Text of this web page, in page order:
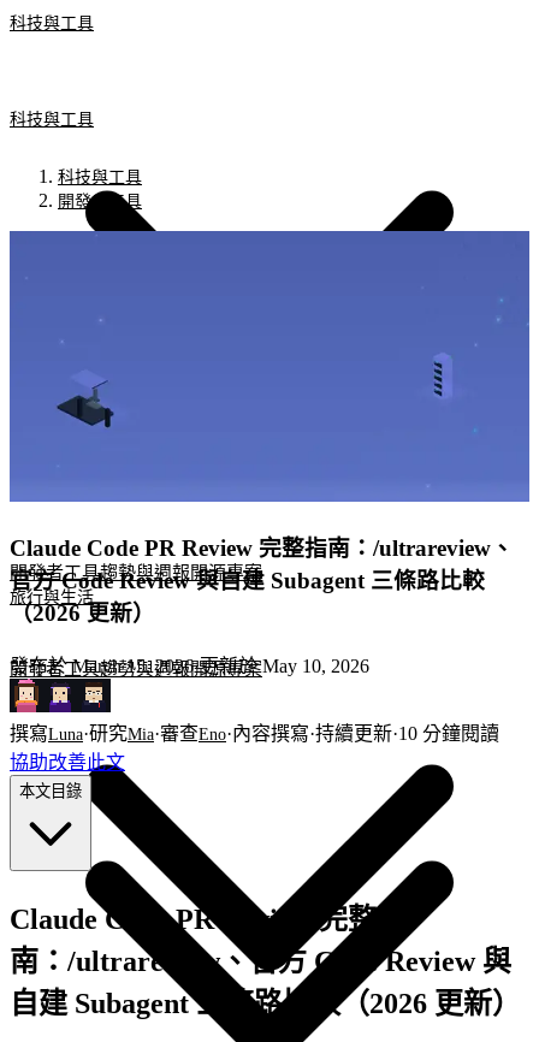
科技與工具
開發者工具趨勢與週報開源專案
旅行與生活
科技與工具
開發者工具趨勢與週報開源專案
旅行與生活
科技與工具
開發者工具
Claude Code PR Review 完整指南：/ultrareview、
官方 Code Review 與自建 Subagent 三條路比較
（2026 更新）
發布於 March 15, 2026·更新於 May 10, 2026
撰寫Luna·研究Mia·審查Eno·內容撰寫·持續更新·10 分鐘閱讀
協助改善此文
本文目錄
Claude Code PR Review 完整指
南：/ultrareview、官方 Code Review 與
自建 Subagent 三條路比較（2026 更新）